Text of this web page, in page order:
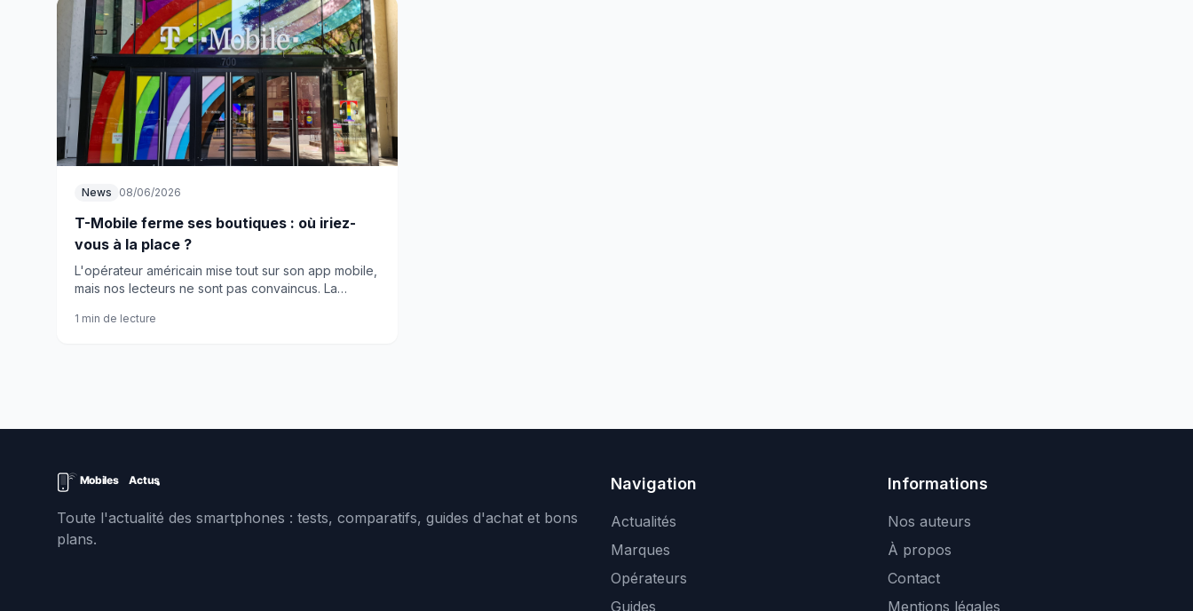
News 08/06/2026
T-Mobile ferme ses boutiques : où iriez-
vous à la place ?
L'opérateur américain mise tout sur son app mobile,
mais nos lecteurs ne sont pas convaincus. La
leurs achats tech.
1 min de lecture
Toute l'actualité des smartphones : tests, comparatifs, guides d'achat et bons
plans.
Navigation
Actualités
Marques
Opérateurs
Guides
Informations
Nos auteurs
À propos
Contact
Mentions légales